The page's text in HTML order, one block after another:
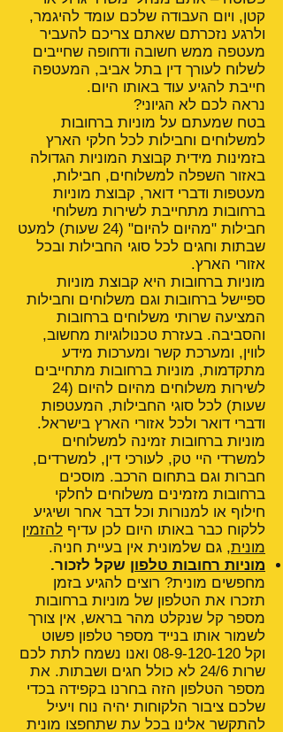
קטן, ויום העבודה שלכם עומד להיגמר,
ולרגע נזכרתם שאתם צריכם להעביר
מעטפה ממש חשובה ודחופה שחייבים
לשלוח לעורך דין בתל אביב, המעטפה
חייבת להגיע עוד באותו היום.
נראה לכם לא הגיוני?
בטח שמעתם על מוניות ברחובות
למשלוחים וחבילות לכל חלקי הארץ
בזמינות מידית קבוצת המוניות הגדולה
באזור השפלה למשלוחים, חבילות,
מעטפות ודברי דואר, קבוצת מוניות
ברחובות מתחייבת לשירות משלוחי
חבילות "מהיום להיום" (24 שעות) למעט
שבתות וחגים לכל סוגי החבילות ובכל
אזורי הארץ.
מוניות ברחובות היא קבוצת מוניות
ספיישל ברחובות וגם משלוחים וחבילות
המציעה שרותי משלוחים ברחובות
והסביבה. בעזרת טכנולוגיות מחשוב,
לווין, ומערכת קשר ומערכות מידע
מתקדמות, מוניות ברחובות מתחייבים
לשירות משלוחים מהיום להיום (24
שעות) לכל סוגי החבילות, המעטפות
ודברי דואר ולכל אזורי הארץ בישראל.
מוניות ברחובות זמינה למשלוחים
למשרדי היי טק, לעורכי דין, למשרדים,
חברות וגם בתחום הרכב. מוסכים
ברחובות מזמינים משלוחים לחלקי
חילוף או למנורות וכל דבר אחר ושיגיע
ללקוח כבר באותו היום לכן עדיף להזמין
מונית, גם שלמונית אין בעיית חניה.
מוניות רחובות טלפון שקל לזכור.
מחפשים מונית? רוצים להגיע בזמן
תזכרו את הטלפון של מוניות ברחובות
מספר קל שנקלט מהר בראש, אין צורך
לשמור אותו בנייד מספר טלפון פשוט
וקל 08-9-120-120 ואנו נשמח לתת לכם
שרות 24/6 לא כולל חגים ושבתות. את
מספר הטלפון הזה בחרנו בקפידה בכדי
שלכם ציבור הלקוחות יהיה נוח ויעיל
להתקשר אלינו בכל עת שתחפצו מונית